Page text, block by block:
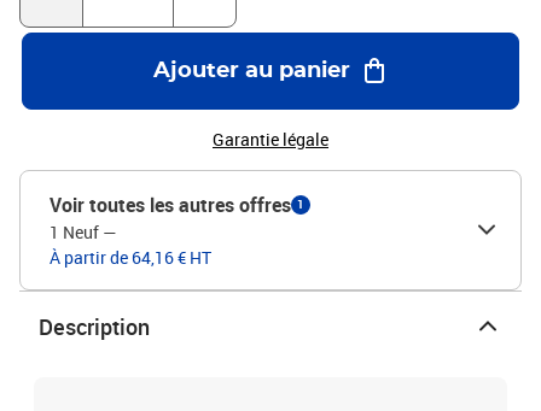
: Oui
Ajouter au panier
Garantie légale
Voir toutes les autres offres 1
1 Neuf —
À partir de 64,16 € HT
Description